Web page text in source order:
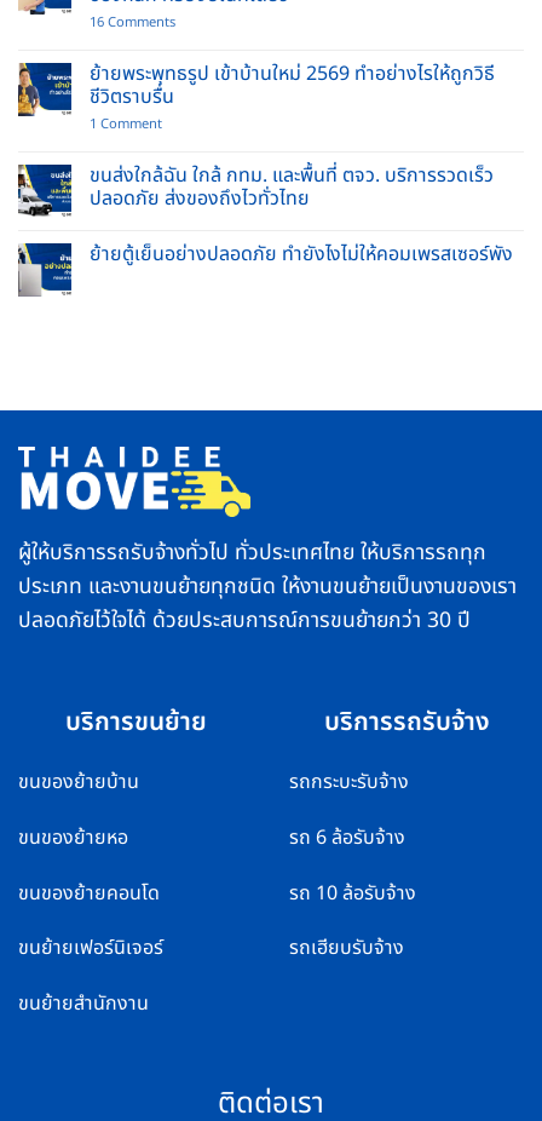
ย้าย
เฟอร์นิเจอร์
ชิ้น
ใหญ่
ปลอดภัย
ไร้
ข่วน
16 Commentson
ของ
พร้อม
บ้าน
และ
ยก
ของ
ครบ
จบ
ย้ายพระพุทธรูป เข้าบ้านใหม่ 2569 ทำอย่างไรให้ถูกวิธี
ชีวิตราบรื่น
1 Commenton
รูป
เข้า
บ้าน
ทำ
อย่างไร
ขนส่งใกล้ฉัน ใกล้ กทม. และพื้นที่ ตจว. บริการรวดเร็ว
ปลอดภัย ส่งของถึงไวทั่วไทย
Comments
on
รวดเร็ว
ส่ง
ของ
ถึง
ไว
ทั่ว
ย้ายตู้เย็นอย่างปลอดภัย ทำยังไงไม่ให้คอมเพรสเซอร์พัง
ไม่
ให้
คอมเพรสเซอร์
พัง
ผู้ให้บริการรถรับจ้างทั่วไป ทั่วประเทศไทย ให้บริการรถทุก
ประเภท และงานขนย้ายทุกชนิด ให้งานขนย้ายเป็นงานของเรา
ปลอดภัยไว้ใจได้ ด้วยประสบการณ์การขนย้ายกว่า 30 ปี
บริการขนย้าย
ขนของย้ายบ้าน
ขนของย้ายหอ
ขนของย้ายคอนโด
ขนย้ายเฟอร์นิเจอร์
ขนย้ายสำนักงาน
บริการรถรับจ้าง
รถกระบะรับจ้าง
รถ 6 ล้อรับจ้าง
รถ 10 ล้อรับจ้าง
รถเฮียบรับจ้าง
ติดต่อเรา